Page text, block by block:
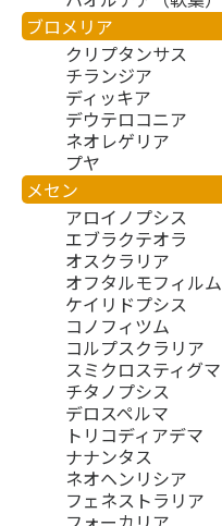
ブロメリア
クリプタンサス
チランジア
ディッキア
デウテロコニア
ネオレゲリア
プヤ
メセン
アロイノプシス
エブラクテオラ
オスクラリア
オフタルモフィルム
ケイリドプシス
コノフィツム
コルプスクラリア
スミクロスティグマ
チタノプシス
デロスペルマ
トリコディアデマ
ナナンタス
ネオヘンリシア
フェネストラリア